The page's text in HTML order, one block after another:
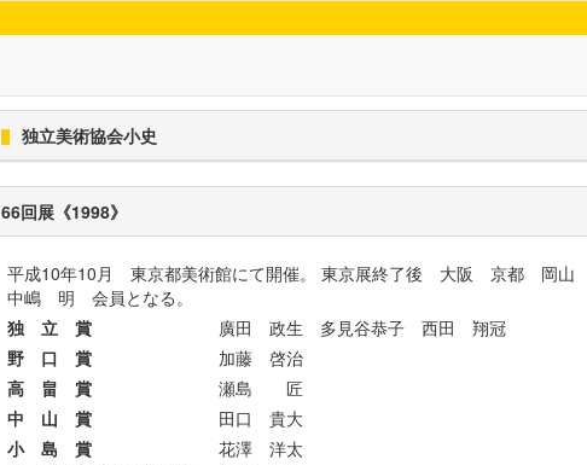
独立美術協会小史
66回展《1998》
平成10年10月 東京都美術館にて開催。 東京展終了後 大阪 京都 岡
中嶋 明 会員となる。
独 立 賞
廣田 政生 多見谷恭子 西田 翔冠
野 口 賞
加藤 啓治
高 畠 賞
瀬島 匠
中 山 賞
田口 貴大
小 島 賞
花澤 洋太